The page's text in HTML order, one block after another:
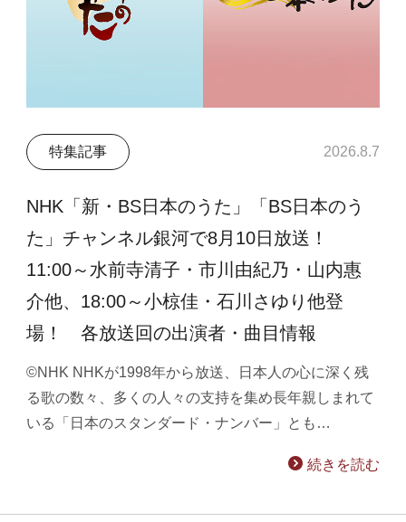
特集記事 2026.8.7
NHK「新・BS日本のうた」「BS日本のう
た」チャンネル銀河で8月10日放送！
11:00～水前寺清子・市川由紀乃・山内惠
介他、18:00～小椋佳・石川さゆり他登
場！ 各放送回の出演者・曲目情報
©NHK NHKが1998年から放送、日本人の心に深く残
る歌の数々、多くの人々の支持を集め長年親しまれて
いる「日本のスタンダード・ナンバー」とも…
続きを読む